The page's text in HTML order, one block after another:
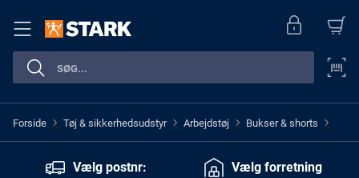
Forside > Tøj & sikkerhedsudstyr > Arbejdstøj > Bukser & shorts >
Vælg postnr: Vælg forretning